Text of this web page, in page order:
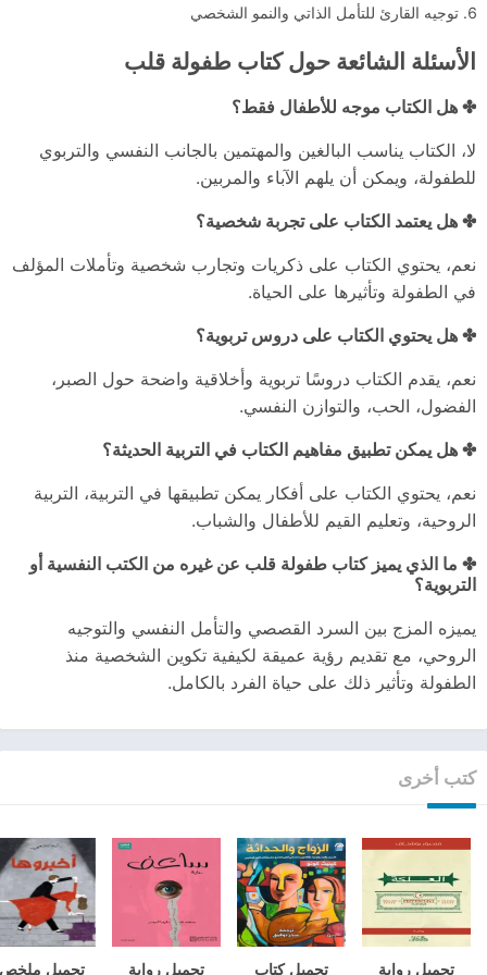
توجيه القارئ للتأمل الذاتي والنمو الشخصي
الأسئلة الشائعة حول كتاب طفولة قلب
✤ هل الكتاب موجه للأطفال فقط؟
لا، الكتاب يناسب البالغين والمهتمين بالجانب النفسي والتربوي
للطفولة، ويمكن أن يلهم الآباء والمربين.
✤ هل يعتمد الكتاب على تجربة شخصية؟
نعم، يحتوي الكتاب على ذكريات وتجارب شخصية وتأملات المؤلف
في الطفولة وتأثيرها على الحياة.
✤ هل يحتوي الكتاب على دروس تربوية؟
نعم، يقدم الكتاب دروسًا تربوية وأخلاقية واضحة حول الصبر،
الفضول، الحب، والتوازن النفسي.
✤ هل يمكن تطبيق مفاهيم الكتاب في التربية الحديثة؟
نعم، يحتوي الكتاب على أفكار يمكن تطبيقها في التربية، التربية
الروحية، وتعليم القيم للأطفال والشباب.
✤ ما الذي يميز كتاب طفولة قلب عن غيره من الكتب النفسية أو
التربوية؟
يميزه المزج بين السرد القصصي والتأمل النفسي والتوجيه
الروحي، مع تقديم رؤية عميقة لكيفية تكوين الشخصية منذ
الطفولة وتأثير ذلك على حياة الفرد بالكامل.
كتب أخرى
تحميل رواية
تحميل كتاب
تحميل رواية
تحميل